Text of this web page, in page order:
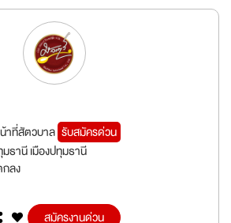
าที่สัตวบาล รับสมัครด่วน
ธานี เมืองปทุมธานี
ลง
สมัครงานด่วน